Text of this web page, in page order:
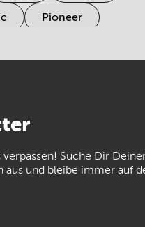
Pioneer
Epiphone
Suche Dir
aus und bleibe immer auf